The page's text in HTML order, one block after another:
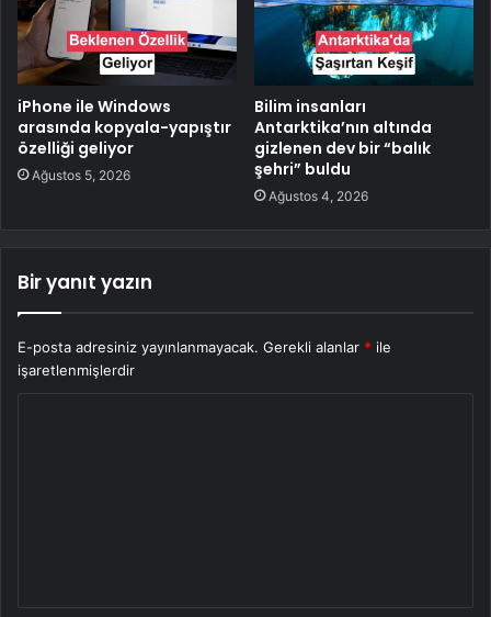
iPhone ile Windows
arasında kopyala-yapıştır
özelliği geliyor
Ağustos 5, 2026
Bilim insanları
Antarktika’nın altında
gizlenen dev bir “balık
şehri” buldu
Ağustos 4, 2026
Bir yanıt yazın
E-posta adresiniz yayınlanmayacak. Gerekli alanlar * ile
işaretlenmişlerdir